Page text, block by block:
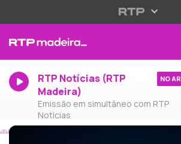
RTP Notícias (RTP
Madeira)
Emissão em simultâneo com RTP
Notícias
NO AR